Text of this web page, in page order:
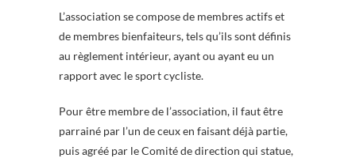
L’association se compose de membres actifs et
de membres bienfaiteurs, tels qu’ils sont définis
au règlement intérieur, ayant ou ayant eu un
rapport avec le sport cycliste.
Pour être membre de l’association, il faut être
parrainé par l’un de ceux en faisant déjà partie,
puis agréé par le Comité de direction qui statue,